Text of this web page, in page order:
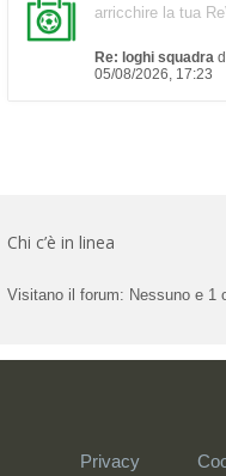
arricchire la tua
Re: loghi squadra
05/08/2026, 17:23
Chi c’è in linea
Visitano il forum: Nessuno e 1
Privacy